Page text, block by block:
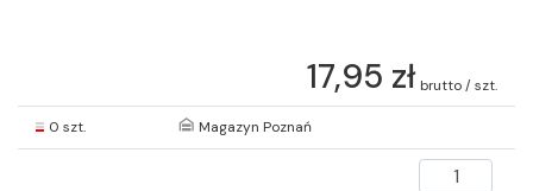
17,95 zł brutto / szt.
0 szt. Magazyn Poznań